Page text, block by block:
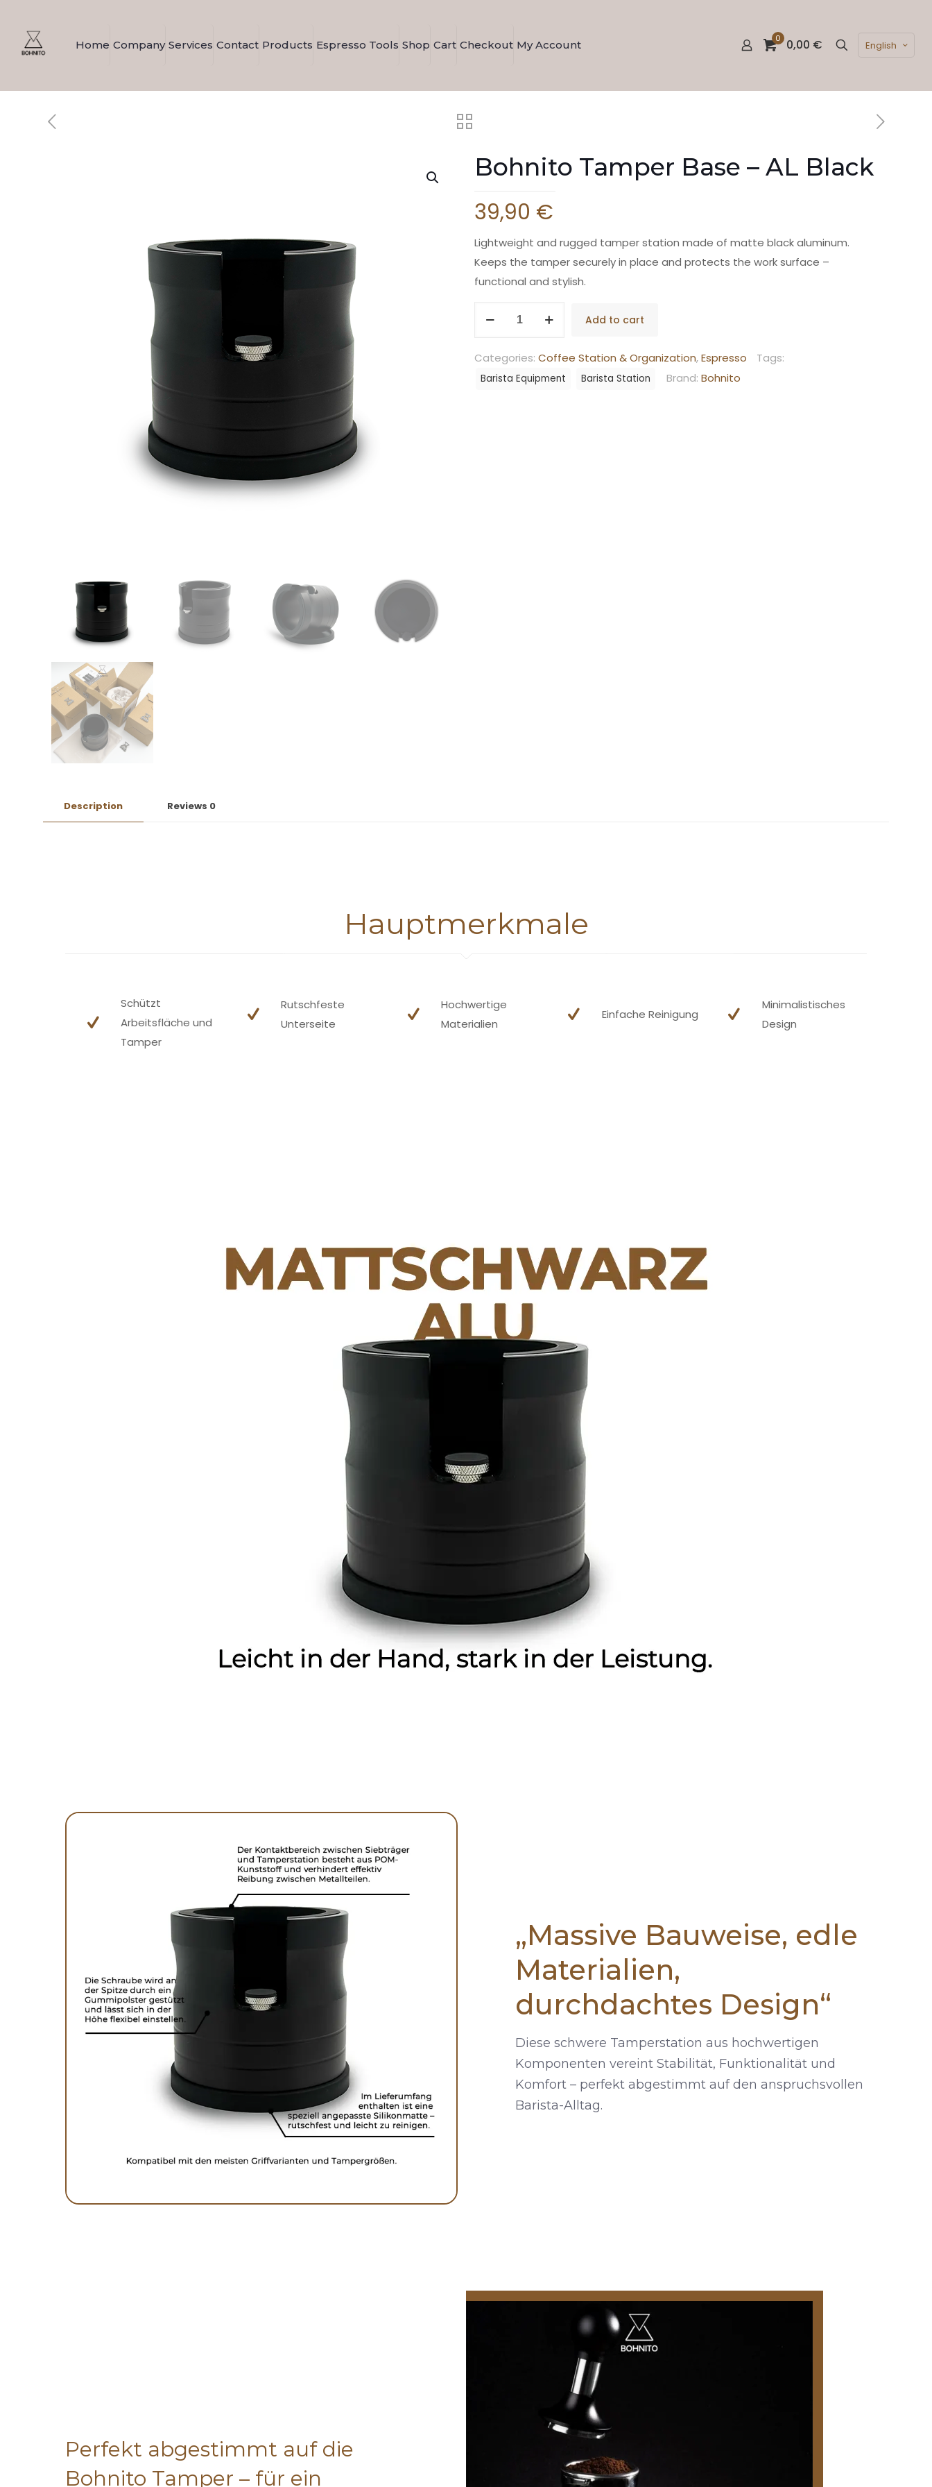
Home Company Services Contact Products Espresso Tools Shop Cart Checkout My Account 0 0,00 € English
Bohnito Tamper Base – AL Black
39,90 €
Lightweight and rugged tamper station made of matte black aluminum.
Keeps the tamper securely in place and protects the work surface –
functional and stylish.
Add to cart
Categories: Coffee Station & Organization,Espresso Tags:
Barista Equipment Barista Station Brand: Bohnito
Description Reviews 0
Hauptmerkmale
Schützt
Arbeitsfläche und
Tamper
Rutschfeste
Unterseite
Hochwertige
Materialien
Einfache Reinigung
Minimalistisches
Design
„Massive Bauweise, edle
Materialien,
durchdachtes Design“
Diese schwere Tamperstation aus hochwertigen
Komponenten vereint Stabilität, Funktionalität und
Komfort – perfekt abgestimmt auf den anspruchsvollen
Barista-Alltag.
Perfekt abgestimmt auf die
Bohnito Tamper – für ein